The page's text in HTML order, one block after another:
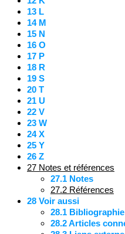
13 L
14 M
15 N
16 O
17 P
18 R
19 S
20 T
21 U
22 V
23 W
24 X
25 Y
26 Z
27 Notes et références
27.1 Notes
27.2 Références
28 Voir aussi
28.1 Bibliographie
28.2Articles